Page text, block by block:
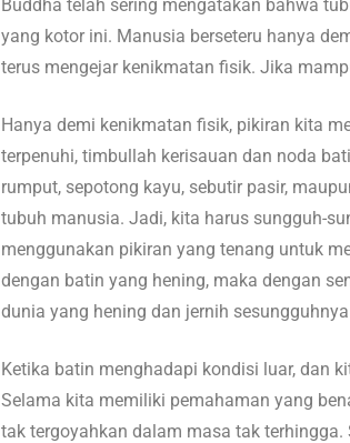
Buddha telah sering mengatakan bahwa
yang kotor ini. Manusia berseteru hanya
terus mengejar kenikmatan fisik. Jika
Hanya demi kenikmatan fisik, pikiran kita
terpenuhi, timbullah kerisauan dan noda
rumput, sepotong kayu, sebutir pasir,
tubuh manusia. Jadi, kita harus sungguh-
menggunakan pikiran yang tenang untuk
dengan batin yang hening, maka dengan
dunia yang hening dan jernih
Ketika batin menghadapi kondisi luar, dan
Selama kita memiliki pemahaman yang
tak tergoyahkan dalam masa tak